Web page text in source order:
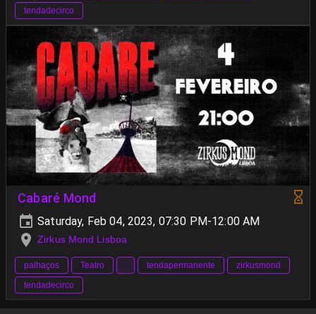
tendadecirco
Cabaré Mond
Saturday, Feb 04, 2023, 07:30 PM-12:00 AM
Zirkus Mond Lisboa
palhaços Teatro tendapermanente
zirkusmond
tendadecirco